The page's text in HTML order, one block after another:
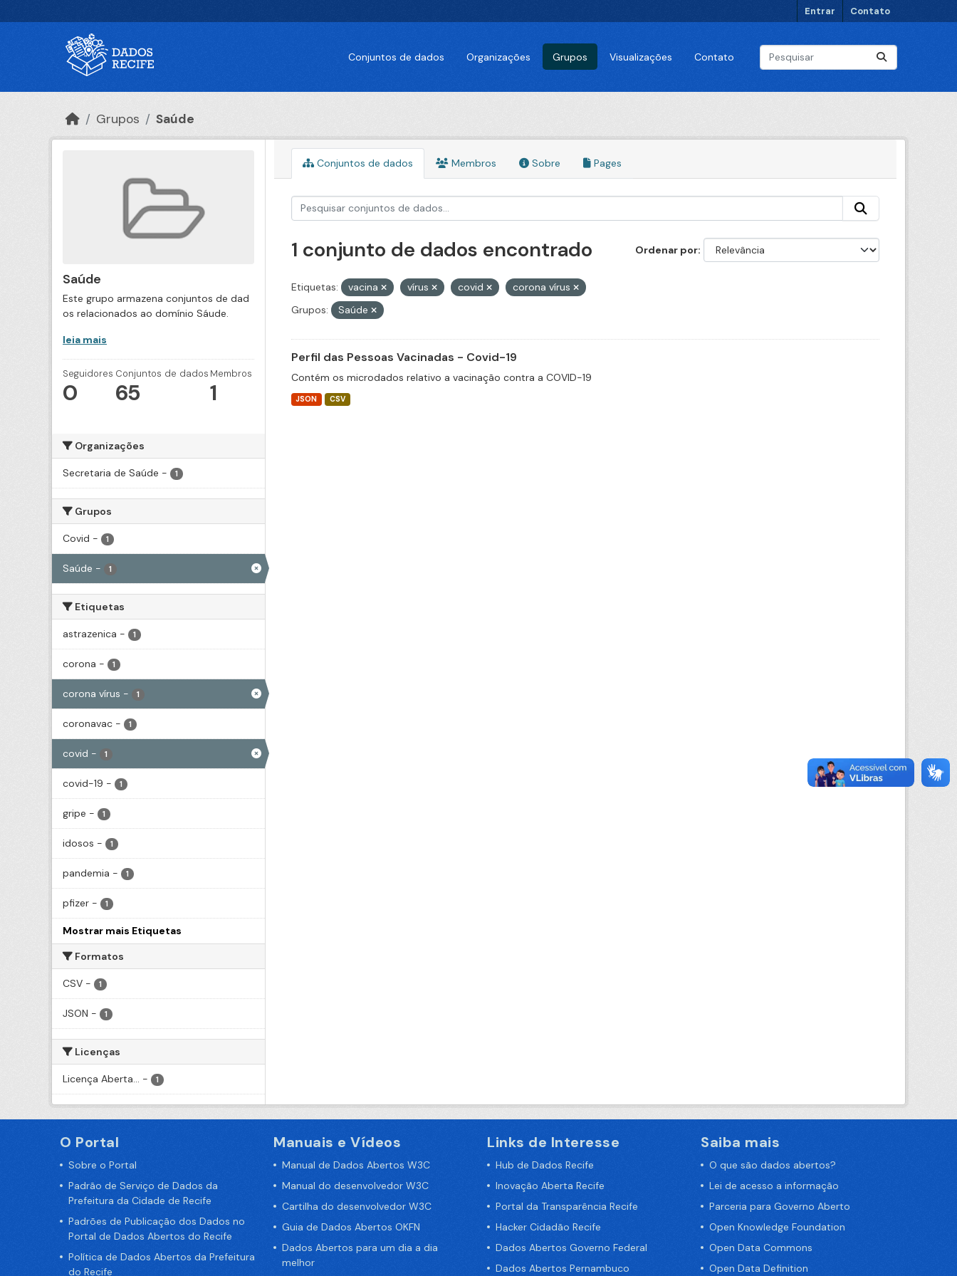
Entrar Contato
Conjuntos de dados Organizações Grupos Visualizações Contato
Grupos Saúde
Saúde
Este grupo armazena conjuntos de dad
os relacionados ao domínio Sáude.
leia mais
Seguidores
0
Conjuntos de dados
65
Membros
1
Organizações
Secretaria de Saúde - 1
Grupos
Covid - 1
Saúde - 1
Etiquetas
astrazenica - 1
corona - 1
corona vírus - 1
coronavac - 1
covid - 1
covid-19 - 1
gripe - 1
idosos - 1
pandemia - 1
pfizer - 1
Mostrar mais Etiquetas
Formatos
CSV - 1
JSON - 1
Licenças
Licença Aberta... - 1
Conjuntos de dados Membros Sobre Pages
Ordenar por
1 conjunto de dados encontrado
Etiquetas: vacina vírus covid
corona vírus
Grupos:
Saúde
Perfil das Pessoas Vacinadas - Covid-19
Contém os microdados relativo a vacinação contra a COVID-19
JSON CSV
O Portal
Sobre o Portal
Padrão de Serviço de Dados da
Prefeitura da Cidade de Recife
Padrões de Publicação dos Dados no
Portal de Dados Abertos do Recife
Política de Dados Abertos da Prefeitura
do Recife
Manuais e Vídeos
Manual de Dados Abertos W3C
Manual do desenvolvedor W3C
Cartilha do desenvolvedor W3C
Guia de Dados Abertos OKFN
Dados Abertos para um dia a dia
melhor
Links de Interesse
Hub de Dados Recife
Inovação Aberta Recife
Portal da Transparência Recife
Hacker Cidadão Recife
Dados Abertos Governo Federal
Dados Abertos Pernambuco
Saiba mais
O que são dados abertos?
Lei de acesso a informação
Parceria para Governo Aberto
Open Knowledge Foundation
Open Data Commons
Open Data Definition